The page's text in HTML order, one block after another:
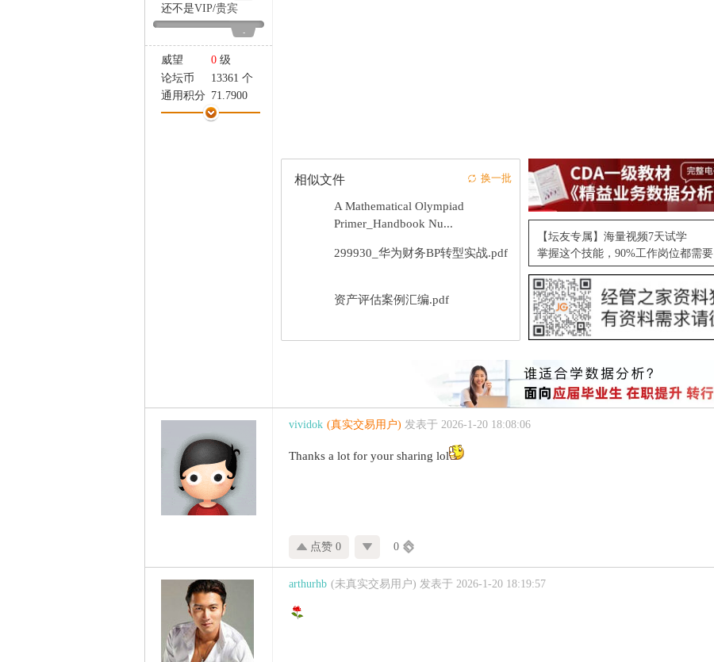
还不是VIP/贵宾
-
威望 0 级
论坛币
13361 个
通用积分 71.7900
学术水平
6 点
相似文件 换一批
A Mathematical Olympiad
Primer_Handbook Nu...
299930_华为财务BP转型实战.pdf
资产评估案例汇编.pdf
【坛友专属】海量视频7天试学
掌握这个技能，90%工作岗位都需要
vividok (真实交易用户) 发表于 2026-1-20 18:08:06
Thanks a lot for your sharing lol
点赞 0 0
arthurhb (未真实交易用户) 发表于 2026-1-20 18:19:57